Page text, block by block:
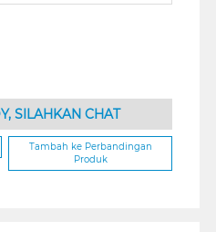
SILAHKAN CHAT
Tambah ke Perbandingan
Produk